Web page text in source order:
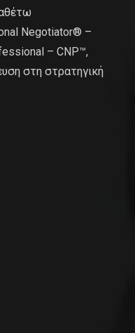
Negotiator® –
– CNP™,
στη στρατηγική